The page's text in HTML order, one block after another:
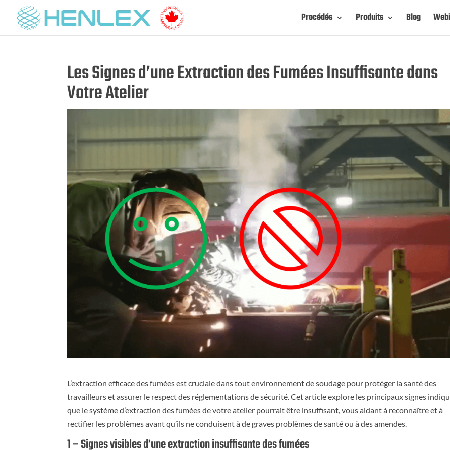
Procédés Produits Blog
Les Signes d’une Extraction des Fumées Insuffisante dans
Votre Atelier
L’extraction efficace des fumées est cruciale dans tout environnement de soudage pour protéger la santé des
travailleurs et assurer le respect des réglementations de sécurité. Cet article explore les principaux signes
que le système d’extraction des fumées de votre atelier pourrait être insuffisant, vous aidant à reconnaître et à
rectifier les problèmes avant qu’ils ne conduisent à de graves problèmes de santé ou à des amendes.
1 – Signes visibles d’une extraction insuffisante des fumées